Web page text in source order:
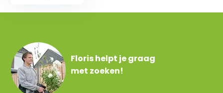
Floris helpt je graag
met zoeken!